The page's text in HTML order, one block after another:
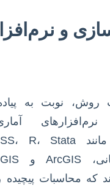
و
روش، نوبت به
نرم‌افزارهای
که محاسبات پیچیده